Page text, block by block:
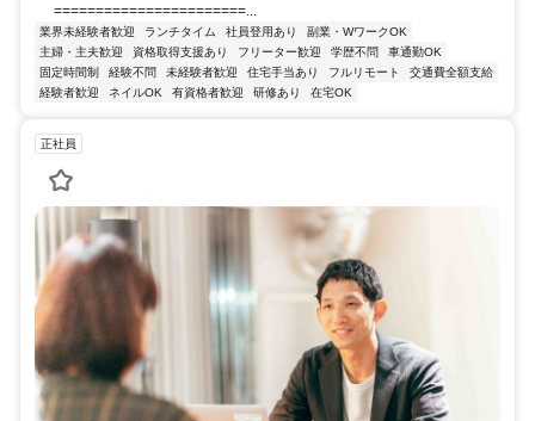
=======================...
業界未経験者歓迎 ランチタイム 社員登用あり
副業・WワークOK
主婦・主夫歓迎
資格取得支援あり フリーター歓迎 学歴不問
車通勤OK
固定時間制
経験不問 未経験者歓迎 住宅手当あり フルリモート
交通費全額支給
経験者歓迎
ネイルOK 有資格者歓迎 研修あり 在宅OK
正社員